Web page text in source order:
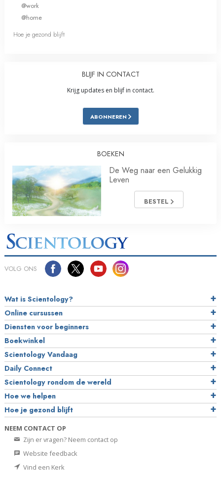
@work
@home
Hoe je gezond blijft
BLIJF IN CONTACT
Krijg updates en blijf in contact.
ABONNEREN
BOEKEN
De Weg naar een Gelukkig
Leven
BESTEL
VOLG ONS
Wat is Scientology?
Online cursussen
Diensten voor beginners
Boekwinkel
Scientology Vandaag
Daily Connect
Scientology rondom de wereld
Hoe we helpen
Hoe je gezond blijft
NEEM CONTACT OP
Zijn er vragen? Neem contact op
Website feedback
Vind een Kerk